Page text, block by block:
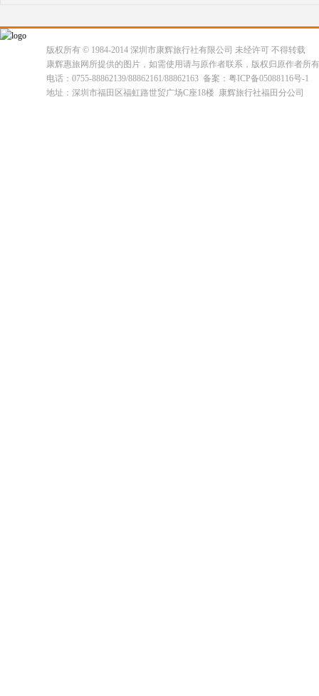
版权所有 © 1984-2014 深圳市康辉旅行社有限公司 未经许可 不得转载
康辉惠旅网所提供的图片，如需使用请与原作者联系，版权归原作者所
电话：0755-88862139/88862161/88862163 备案：粤ICP备05088116号-1
地址：深圳市福田区福虹路世贸广场C座18楼 康辉旅行社福田分公司